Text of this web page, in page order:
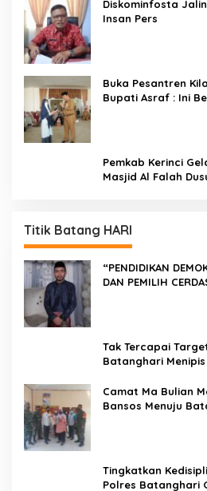
Diskominfosta
Insan Pers
Buka Pesantren
Bupati Asraf : Ini
Pemkab Kerinci
Masjid Al Falah
Titik Batang HARI
“PENDIDIKAN
DAN PEMILIH
Tak Tercapai
Batanghari Menipis
Camat Ma Bulian
Bansos Menuju
Tingkatkan
Polres Batanghari